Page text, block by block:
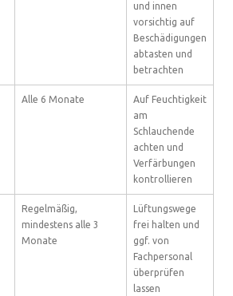
und innen
vorsichtig auf
Beschädigungen
abtasten und
betrachten
Alle 6 Monate
Auf Feuchtigkeit
am
Schlauchende
achten und
Verfärbungen
kontrollieren
Regelmäßig,
mindestens alle 3
Monate
Lüftungswege
frei halten und
ggf. von
Fachpersonal
überprüfen
lassen